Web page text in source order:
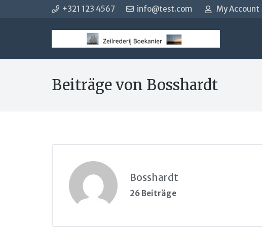
+321 123 4567 info@test.com My Account
Beiträge von Bosshardt
Bosshardt
26 Beiträge